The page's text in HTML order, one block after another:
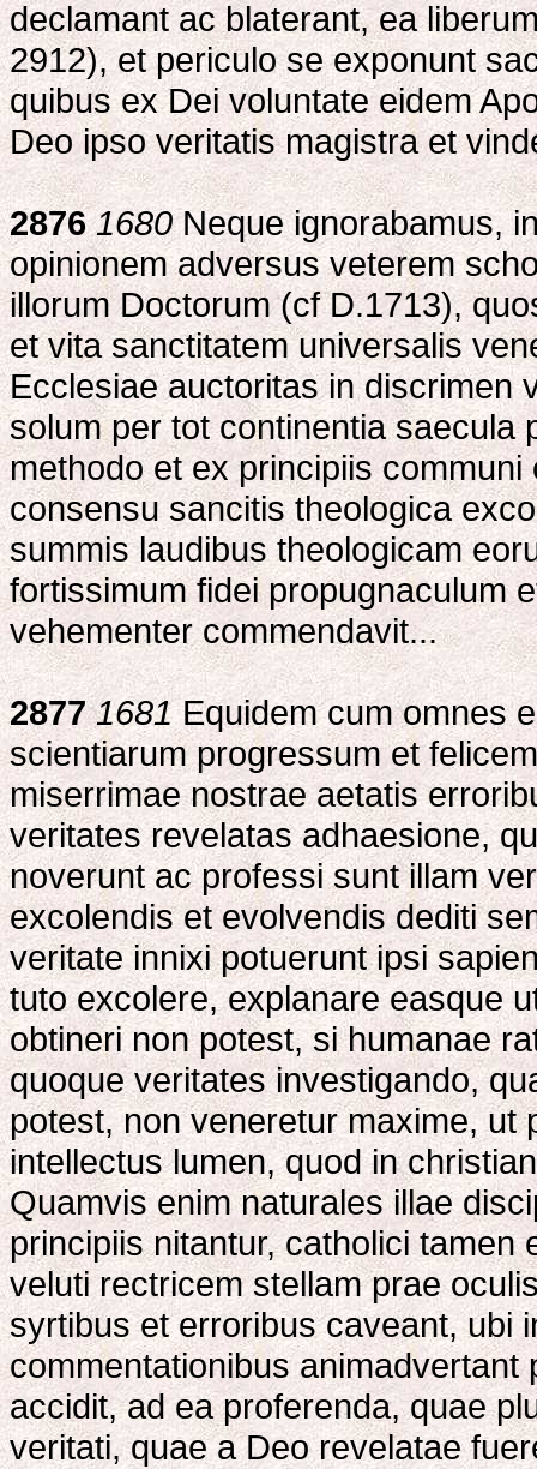
declamant ac blaterant, ea
2912), et periculo se exponunt
quibus ex Dei voluntate eidem
Deo ipso veritatis magistra et
2876 1680Neque ignorabamus,
opinionem adversus veterem
illorum Doctorum (cf D.1713),
et vita sanctitatem universalis
Ecclesiae auctoritas in discrimen
solum per tot continentia saecula
methodo et ex principiis
consensu sancitis theologica
summis laudibus theologicam
fortissimum fidei propugnaculum
vehementer commendavit...
2877 1681Equidem cum omnes
scientiarum progressum et
miserrimae nostrae aetatis
veritates revelatas adhaesione,
noverunt ac professi sunt illam
excolendis et evolvendis dediti
veritate innixi potuerunt ipsi
tuto excolere, explanare easque
obtineri non potest, si humanae
quoque veritates investigando,
potest, non veneretur maxime, ut
intellectus lumen, quod in
Quamvis enim naturales illae
principiis nitantur, catholici
veluti rectricem stellam prae
syrtibus et erroribus caveant, ubi
commentationibus
accidit, ad ea proferenda, quae
veritati, quae a Deo revelatae